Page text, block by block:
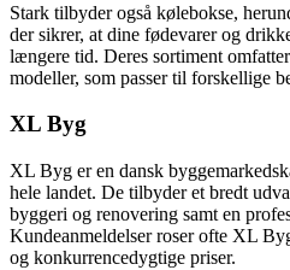
Stark tilbyder også kølebokse,
der sikrer, at dine fødevarer og
længere tid. Deres sortiment
modeller, som passer til forskellige
XL Byg
XL Byg er en dansk
hele landet. De tilbyder et bredt
byggeri og renovering samt en
Kundeanmeldelser roser ofte XL
og konkurrencedygtige priser.